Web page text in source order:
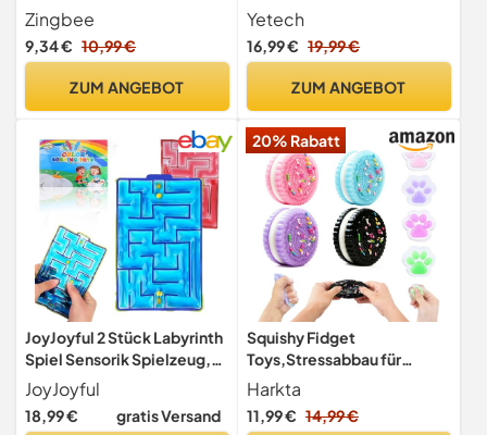
Toys,Silikon Magnetkugeln
Anti-Stress
Zingbee
9,34 € 10,99 €
ZUM ANGEBOT
Toy Fidget Würfel Anti
Stress Dekompression
Spielzeug Geschen, mit 6
Und Erwachsene
Nervösität
Yetech
16,99 € 19,99 €
ZUM ANGEBOT
JoyJoyful 2 Stück Labyrinth
Spiel Sensorik Spielzeug,
GelgefüLlte Anti Stress
Autismus Spielzeug für
Kinder Jugendliche, Fidget
JoyJoyful
18,99 € gratis Versand
20% Rabatt
Squishy Fidget
Toys,Stressabbau für
Kinder&Erwachsene,Mädc
hen Sachen
Harkta
11,99 € 14,99 €